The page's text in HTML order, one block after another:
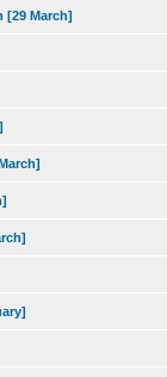
[29 March]